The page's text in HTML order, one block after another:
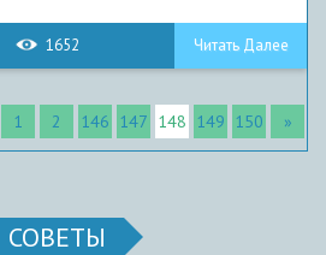
1652 Читать Далее
1 2 146 147 148 149 150 »
СОВЕТЫ